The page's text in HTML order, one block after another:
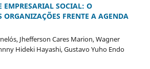
EMPRESARIAL SOCIAL: O
ORGANIZAÇÕES FRENTE A AGENDA
Jhefferson Cares Marion, Wagner
Hideki Hayashi, Gustavo Yuho Endo